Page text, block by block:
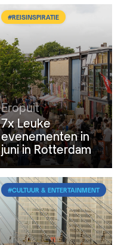
#REISINSPIRATIE
Eropuit
7x Leuke
evenementen in
juni in Rotterdam
#CULTUUR & ENTERTAINMENT